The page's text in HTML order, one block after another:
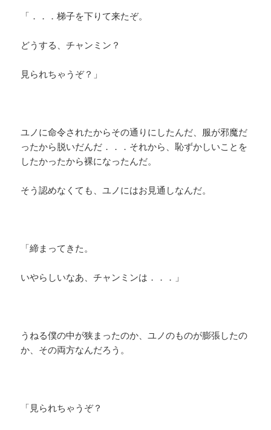
「．．．梯子を下りて来たぞ。
どうする、チャンミン？
見られちゃうぞ？」
ユノに命令されたからその通りにしたんだ、服が邪魔だ
ったから脱いだんだ．．．それから、恥ずかしいことを
したかったから裸になったんだ。
そう認めなくても、ユノにはお見通しなんだ。
「締まってきた。
いやらしいなあ、チャンミンは．．．」
うねる僕の中が狭まったのか、ユノのものが膨張したの
か、その両方なんだろう。
「見られちゃうぞ？